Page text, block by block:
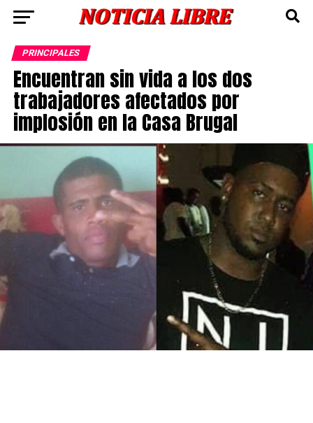
PRINCIPALES
Encuentran sin vida a los dos
trabajadores afectados por
implosión en la Casa Brugal